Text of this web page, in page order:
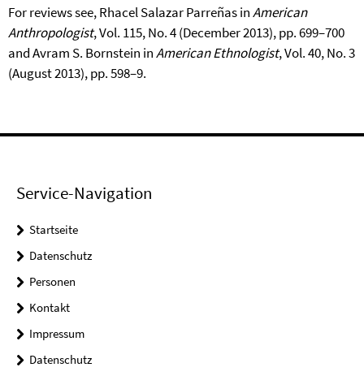
For reviews see, Rhacel Salazar Parreñas inAmerican
Anthropologist, Vol. 115, No. 4 (December 2013), pp. 699–700
and Avram S. Bornstein inAmerican Ethnologist, Vol. 40, No. 3
(August 2013), pp. 598–9.
Service-Navigation
Startseite
Datenschutz
Personen
Kontakt
Impressum
Datenschutz